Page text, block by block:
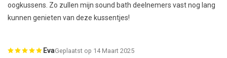
oogkussens. Zo zullen mijn sound bath deelnemers vast nog lang
kunnen genieten van deze kussentjes!
EvaGeplaatst op 14 Maart 2025